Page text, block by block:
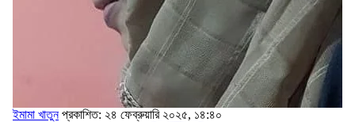
ইমামা খাতুন প্রকাশিত: ২৪ ফেব্রুয়ারি ২০২৫, ১৪:৪০